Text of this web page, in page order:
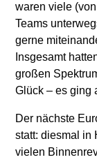
waren viele
Teams
gerne
Insgesamt
großen
Glück – es ging
Der nächste
statt: diesmal in
vielen